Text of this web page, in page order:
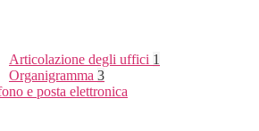
Articolazione degli uffici 1
Organigramma 3
e posta elettronica